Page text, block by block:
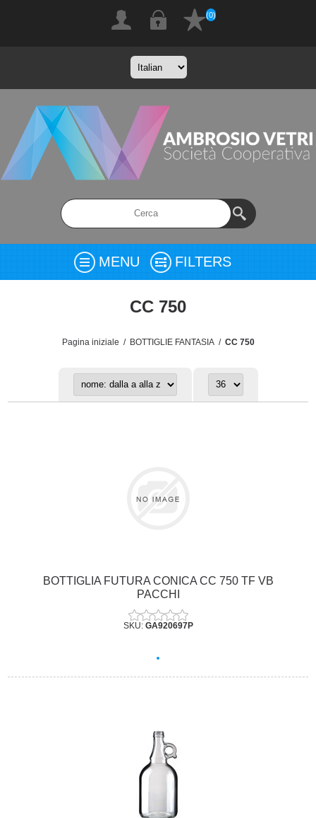
(0)
MENU FILTERS
CC 750
Pagina iniziale / BOTTIGLIE FANTASIA / CC 750
BOTTIGLIA FUTURA CONICA CC 750 TF VB
PACCHI
SKU: GA920697P